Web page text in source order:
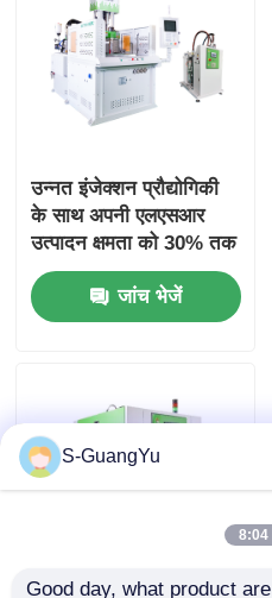
उन्नत इंजेक्शन प्रौद्योगिकी
के साथ अपनी एलएसआर
उत्पादन क्षमता को 30% तक
बढ़ाएं
जांच भेजें
S-GuangYu
8:04
Good day, what product